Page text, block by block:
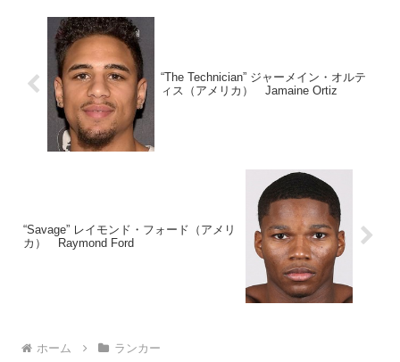
“The Technician” ジャーメイン・オルテ
ィス（アメリカ） Jamaine Ortiz
“Savage” レイモンド・フォード（アメリ
カ） Raymond Ford
ホーム ランカー